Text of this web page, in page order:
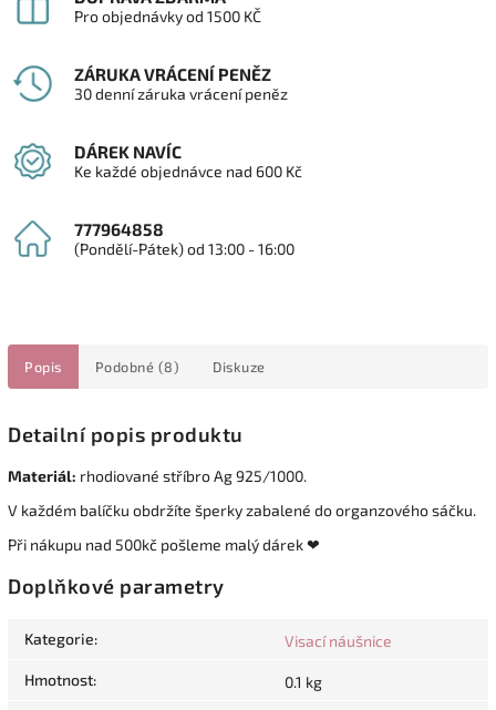
Pro objednávky od 1500 KČ
ZÁRUKA VRÁCENÍ PENĚZ
30 denní záruka vrácení peněz
DÁREK NAVÍC
Ke každé objednávce nad 600 Kč
777964858
(Pondělí-Pátek) od 13:00 - 16:00
Popis Podobné (8) Diskuze
Detailní popis produktu
Materiál: rhodiované stříbro Ag 925/1000.
V každém balíčku obdržíte šperky zabalené do organzového sáčku.
Při nákupu nad 500kč pošleme malý dárek ❤
Doplňkové parametry
Kategorie: Visací náušnice
Hmotnost: 0.1 kg